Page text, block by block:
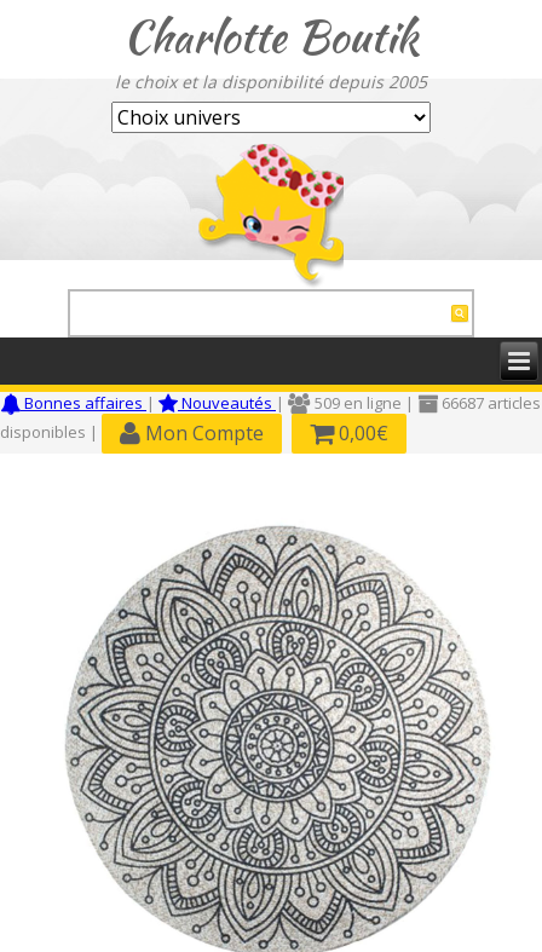
Charlotte Boutik
le choix et la disponibilité depuis 2005
Bonnes affaires | Nouveautés | 509 en ligne |
66687 articles
disponibles |
Mon Compte 0,00€